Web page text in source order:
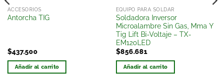
ACCESORIOS
Antorcha TIG
$437.500
Añadir al carrito
EQUIPO PARA SOLDAR
Soldadora Inversor
Microalambre Sin Gas, Mma Y
Tig Lift Bi-Voltaje – TX-
EM120LED
$856.681
Añadir al carrito